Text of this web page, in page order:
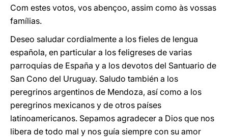
Com estes votos, vos abençoo, assim como às vossas
famílias.
Deseo saludar cordialmente a los fieles de lengua
española, en particular a los feligreses de varias
parroquias de España y a los devotos del Santuario de
San Cono del Uruguay. Saludo también a los
peregrinos argentinos de Mendoza, así como a los
peregrinos mexicanos y de otros países
latinoamericanos. Sepamos agradecer a Dios que nos
libera de todo mal y nos guía siempre con su amor